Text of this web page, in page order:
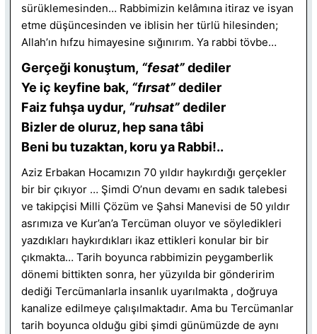
sürüklemesinden… Rabbimizin kelâmına itiraz ve isyan
etme düşüncesinden ve iblisin her türlü hilesinden;
Allah’ın hıfzu himayesine sığınırım. Ya rabbi tövbe…
Gerçeği konuştum, “fesat”dediler
Ye iç keyfine bak, “fırsat”dediler
Faiz fuhşa uydur, “ruhsat”dediler
Bizler de oluruz, hep sana tâbi
Beni bu tuzaktan, koru ya Rabbi!..
Aziz Erbakan Hocamızın 70 yıldır haykırdığı gerçekler
bir bir çıkıyor … Şimdi O’nun devamı en sadık talebesi
ve takipçisi Milli Çözüm ve Şahsi Manevisi de 50 yıldır
asrımıza ve Kur’an’a Tercüman oluyor ve söyledikleri
yazdıkları haykırdıkları ikaz ettikleri konular bir bir
çıkmakta… Tarih boyunca rabbimizin peygamberlik
dönemi bittikten sonra, her yüzyılda bir gönderirim
dediği Tercümanlarla insanlık uyarılmakta , doğruya
kanalize edilmeye çalışılmaktadır. Ama bu Tercümanlar
tarih boyunca olduğu gibi şimdi günümüzde de aynı